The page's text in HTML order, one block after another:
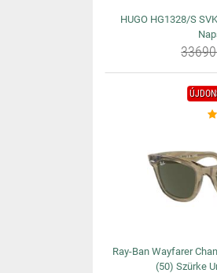
HUGO HG1328/S
Ray-Ban Wayfarer
(50) Szürke